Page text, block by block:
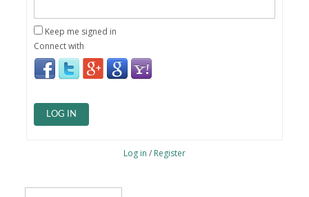
Keep me signed in
Connect with
LOG IN
Log in / Register